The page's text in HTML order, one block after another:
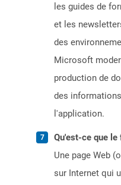
les guides de
et les
des
Microsoft
production de
des
l'application.
Qu'est-ce que le
Une page Web
sur Internet qui